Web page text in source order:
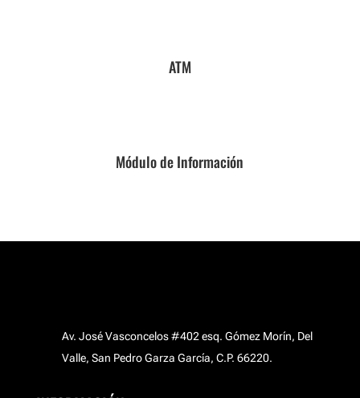
ATM
Módulo de Información
Av. José Vasconcelos #402 esq. Gómez Morín, Del
Valle, San Pedro Garza García, C.P. 66220.